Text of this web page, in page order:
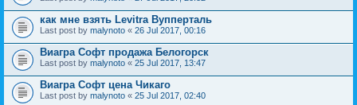
как мне взять Levitra Вупперталь
Last post by malynoto « 26 Jul 2017, 00:16
Виагра Софт продажа Белогорск
Last post by malynoto « 25 Jul 2017, 13:47
Виагра Софт цена Чикаго
Last post by malynoto « 25 Jul 2017, 02:40